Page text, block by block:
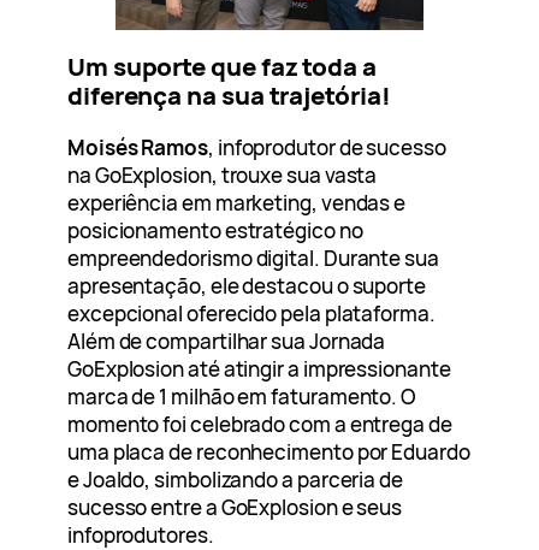
Um suporte que faz toda a
diferença na sua trajetória!
Moisés Ramos, infoprodutor de sucesso
na GoExplosion, trouxe sua vasta
experiência em marketing, vendas e
posicionamento estratégico no
empreendedorismo digital. Durante sua
apresentação, ele destacou o suporte
excepcional oferecido pela plataforma.
Além de compartilhar sua Jornada
GoExplosion até atingir a impressionante
marca de 1 milhão em faturamento. O
momento foi celebrado com a entrega de
uma placa de reconhecimento por Eduardo
e Joaldo, simbolizando a parceria de
sucesso entre a GoExplosion e seus
infoprodutores.